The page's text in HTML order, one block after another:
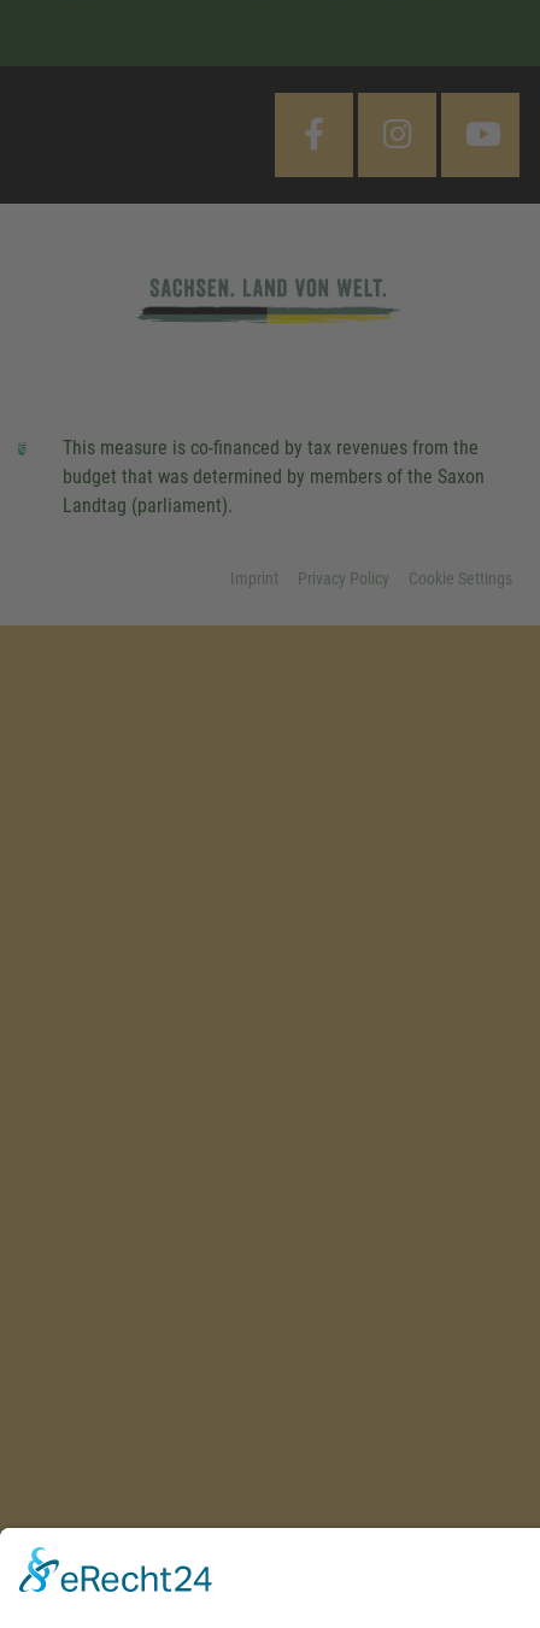
This measure is co-financed by tax revenues from the
budget that was determined by members of the Saxon
Landtag (parliament).
Imprint Privacy Policy Cookie Settings